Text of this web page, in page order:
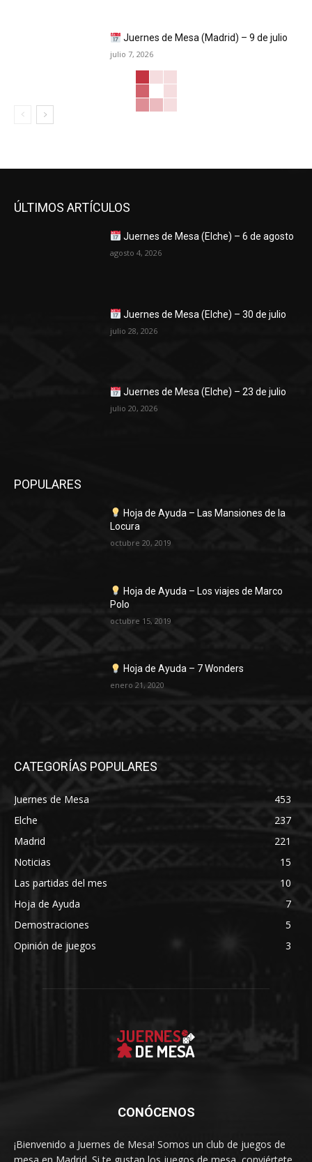
Juernes de Mesa (Madrid) – 9 de julio
julio 7, 2026
ÚLTIMOS ARTÍCULOS
Juernes de Mesa (Elche) – 6 de agosto
agosto 4, 2026
Juernes de Mesa (Elche) – 30 de julio
julio 28, 2026
Juernes de Mesa (Elche) – 23 de julio
julio 20, 2026
POPULARES
Hoja de Ayuda – Las Mansiones de la
Locura
octubre 20, 2019
Hoja de Ayuda – Los viajes de Marco
Polo
octubre 15, 2019
Hoja de Ayuda – 7 Wonders
enero 21, 2020
CATEGORÍAS POPULARES
Juernes de Mesa
453
Elche
237
Madrid
221
Noticias
15
Las partidas del mes
10
Hoja de Ayuda
7
Demostraciones
5
Opinión de juegos
3
CONÓCENOS
¡Bienvenido a Juernes de Mesa! Somos un club de juegos de